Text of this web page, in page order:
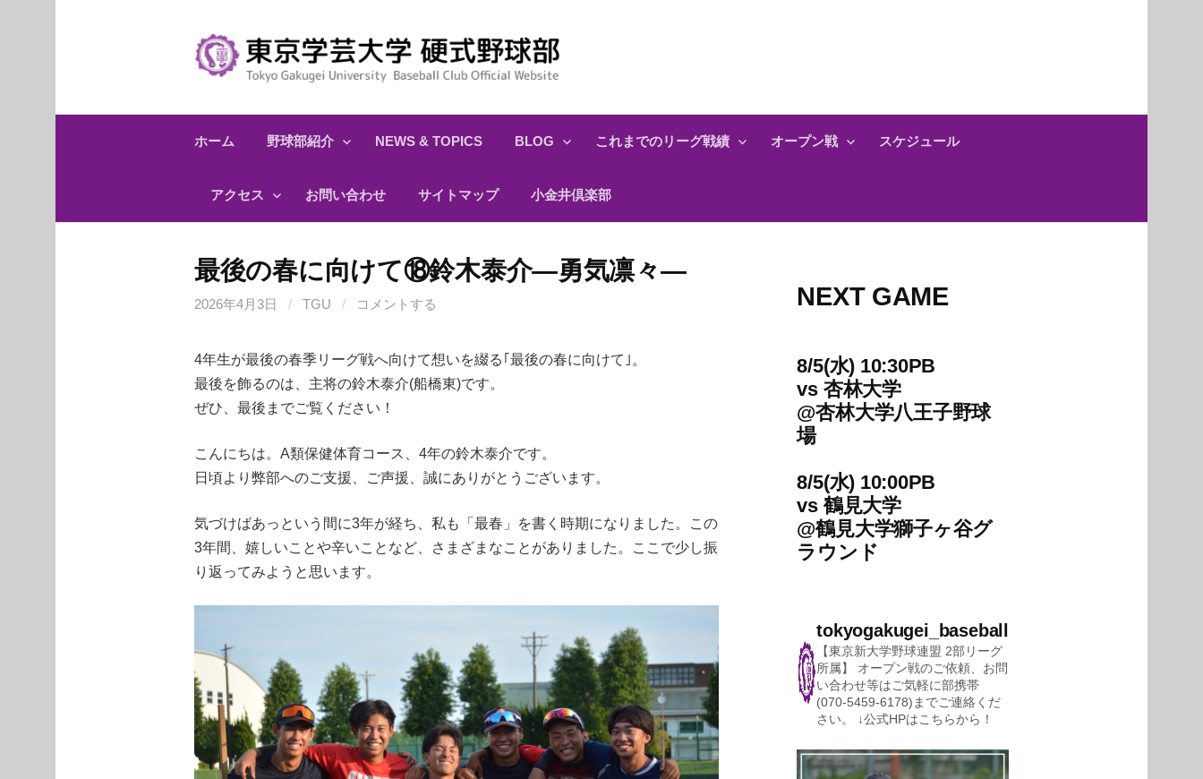
ホーム 野球部紹介 NEWS & TOPICS BLOG これまでのリーグ戦績 オープン戦 スケジュール
アクセス お問い合わせ サイトマップ 小金井倶楽部
最後の春に向けて⑱鈴木泰介―勇気凛々―
2026年4月3日 / TGU / コメントする
4年生が最後の春季リーグ戦へ向けて想いを綴る｢最後の春に向けて｣。
最後を飾るのは、主将の鈴木泰介(船橋東)です。
ぜひ、最後までご覧ください！
こんにちは。A類保健体育コース、4年の鈴木泰介です。
日頃より弊部へのご支援、ご声援、誠にありがとうございます。
気づけばあっという間に3年が経ち、私も「最春」を書く時期になりました。この
3年間、嬉しいことや辛いことなど、さまざまなことがありました。ここで少し振
り返ってみようと思います。
NEXT GAME
8/5(水) 10:30PB
vs杏林大学
@杏林大学八王子野球
場
8/5(水) 10:00PB
vs鶴見大学
@鶴見大学獅子ヶ谷グ
ラウンド
tokyogakugei_baseball
【東京新大学野球連盟 2部リーグ
所属】
オープン戦のご依頼、お問
い合わせ等はご気軽に部携帯
(070-5459-6178)までご連絡くだ
さい。
↓公式HPはこちらから！